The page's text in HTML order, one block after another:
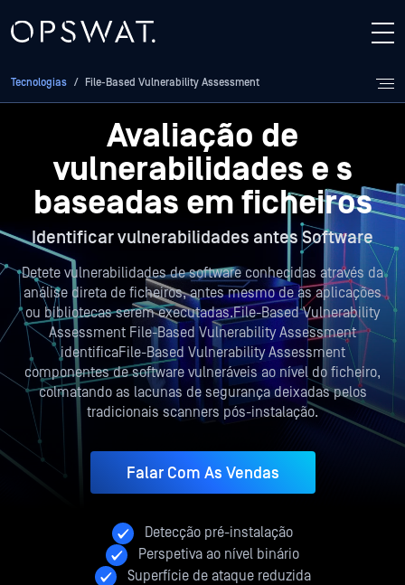
Tecnologias / File-Based Vulnerability Assessment
Avaliação de
vulnerabilidades e s
baseadas em ficheiros
Identificar vulnerabilidades antes Software
Detete vulnerabilidades de software conhecidas através da
análise direta de ficheiros, antes mesmo de as aplicações
ou bibliotecas serem executadas.File-Based Vulnerability
Assessment File-Based Vulnerability Assessment
identificaFile-Based Vulnerability Assessment
componentes de software vulneráveis ao nível do ficheiro,
colmatando as lacunas de segurança deixadas pelos
tradicionais scanners pós-instalação.
Falar Com As Vendas
Detecção pré-instalação
Perspetiva ao nível binário
Superfície de ataque reduzida